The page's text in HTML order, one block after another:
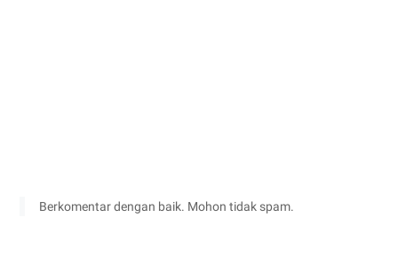
Berkomentar dengan baik. Mohon tidak spam.